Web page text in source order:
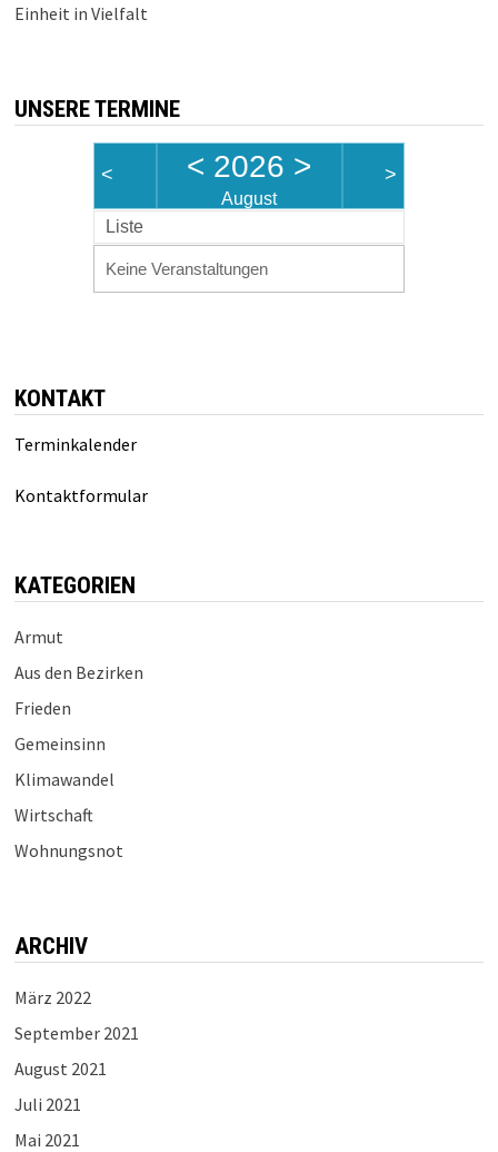
Einheit in Vielfalt
UNSERE TERMINE
< < 2026 >
August
>
Liste
Keine Veranstaltungen
KONTAKT
Terminkalender
Kontaktformular
KATEGORIEN
Armut
Aus den Bezirken
Frieden
Gemeinsinn
Klimawandel
Wirtschaft
Wohnungsnot
ARCHIV
März 2022
September 2021
August 2021
Juli 2021
Mai 2021